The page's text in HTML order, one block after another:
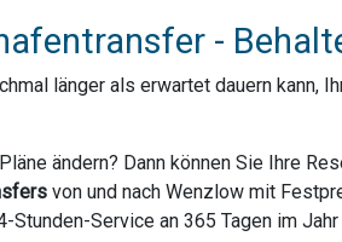
-
länger als erwartet dauern kann,
ändern? Dann können Sie Ihre
von und nach Wenzlow mit
Stunden-Service an 365 Tagen im